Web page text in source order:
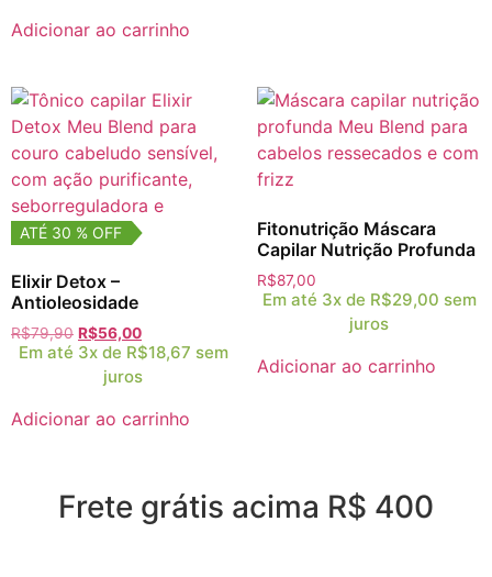
Adicionar ao carrinho
ATÉ 30 % OFF
Elixir Detox –
Antioleosidade
R$79,90 R$56,00
Em até 3x de R$18,67 sem
juros
Adicionar ao carrinho
Fitonutrição Máscara
Capilar Nutrição Profunda
R$87,00
Em até 3x de R$29,00 sem
juros
Adicionar ao carrinho
Frete grátis acima R$ 400